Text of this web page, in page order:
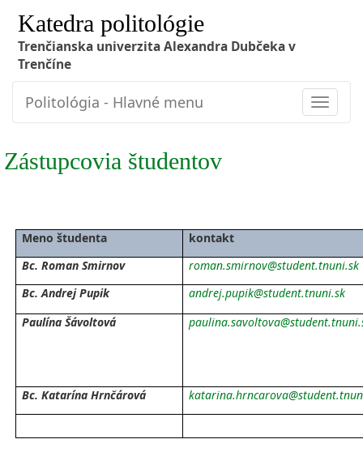
Katedra politológie
Trenčianska univerzita Alexandra Dubčeka v
Trenčíne
Toggle
Politológia - Hlavné menu
Zástupcovia študentov
Meno študenta
kontakt
Bc. Roman Smirnov
roman.smirnov@student.tnuni.sk
Bc. Andrej Pupik
andrej.pupik@student.tnuni.sk
Paulína Šávoltová
Bc. Katarína Hrnčárová